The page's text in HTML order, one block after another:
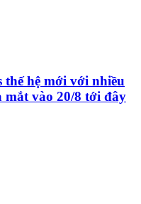
hệ mới với nhiều
mắt vào 20/8 tới đây